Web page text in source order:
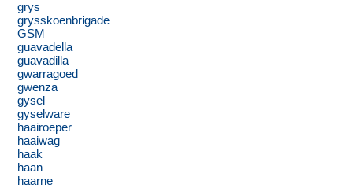
grys
grysskoenbrigade
GSM
guavadella
guavadilla
gwarragoed
gwenza
gysel
gyselware
haairoeper
haaiwag
haak
haan
haarne